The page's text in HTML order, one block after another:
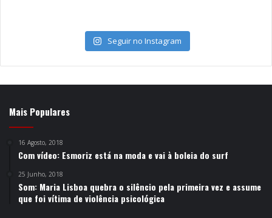
Seguir no Instagram
Mais Populares
16 Agosto, 2018
Com vídeo: Esmoriz está na moda e vai à boleia do surf
25 Junho, 2018
Som: Maria Lisboa quebra o silêncio pela primeira vez e assume
que foi vítima de violência psicológica